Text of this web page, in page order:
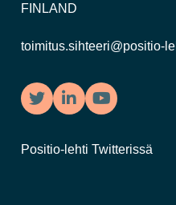
FINLAND
toimitus.sihteeri@positio-
TwitterLinkedInYouTube
Positio-lehti Twitterissä